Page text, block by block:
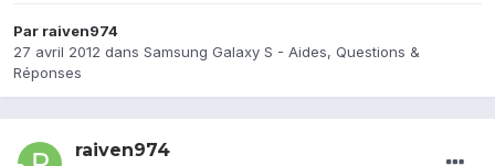
Par raiven974
27 avril 2012 dans Samsung Galaxy S - Aides, Questions &
Réponses
raiven974